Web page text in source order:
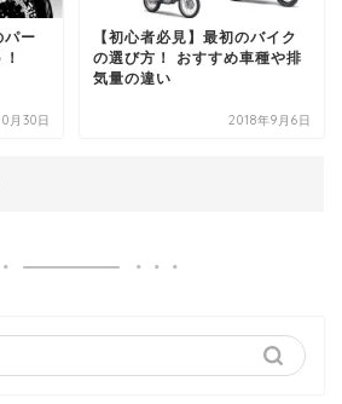
パー
月30日
【初心者必見】最初のバイク
の選び方！ おすすめ車種や排
気量の違い
2018年9月6日